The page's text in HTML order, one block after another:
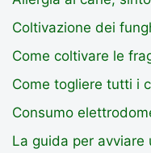
Coltivazione dei
Come coltivare le
Come togliere tutti i
Consumo
La guida per avviare